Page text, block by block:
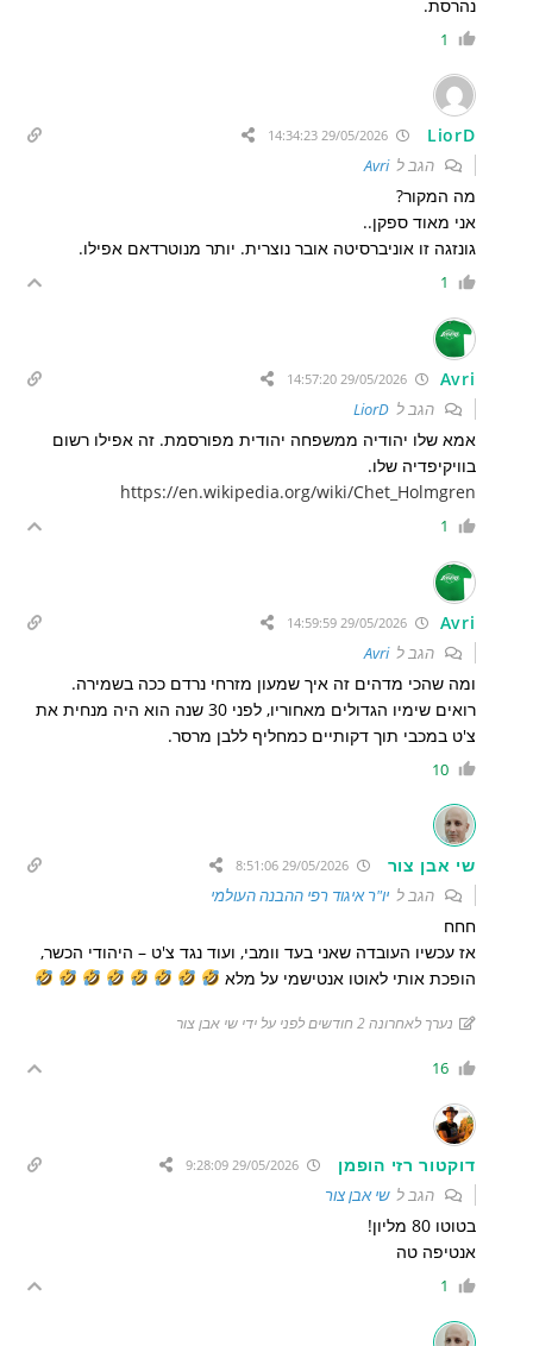
נהרסת.
1
LiorD
הגב לAvri
מה המקור?
אני מאוד ספקן..
גונזגה זו אוניברסיטה אובר נוצרית. יותר מנוטרדאם אפילו.
1
Avri
29/05/2026 14:57:20
הגב לLiorD
אמא שלו יהודיה ממשפחה יהודית מפורסמת. זה אפילו רשום
בוויקיפדיה שלו.
https://en.wikipedia.org/wiki/Chet_Holmgren
1
Avri
29/05/2026 14:59:59
הגב לAvri
ומה שהכי מדהים זה איך שמעון מזרחי נרדם ככה בשמירה.
רואים שימיו הגדולים מאחוריו, לפני 30 שנה הוא היה מנחית את
צ'ט במכבי תוך דקותיים כמחליף ללבן מרסר.
10
שי אבן צור 29/05/2026 8:51:06
הגב ליו"ר איגוד רפי ההבנה העולמי
חחח
אז עכשיו העובדה שאני בעד וומבי, ועוד נגד צ'ט – היהודי הכשר,
הופכת אותי לאוטו אנטישמי על מלא
נערך לאחרונה 2 חודשים לפני על ידי שי אבן צור
16
דוקטור רזי הופמן
הגב לשי אבן צור
בטוטו 80 מליון!
אנטיפה טה
1